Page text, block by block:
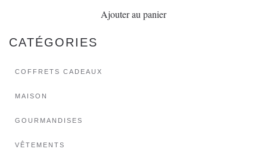
Ajouter au panier
CATÉGORIES
COFFRETS CADEAUX
MAISON
GOURMANDISES
VÊTEMENTS